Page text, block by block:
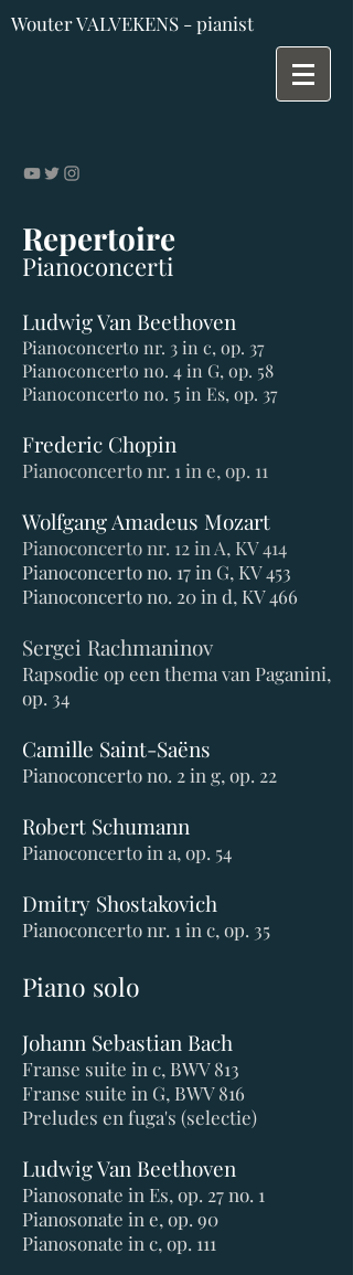
Wouter VALVEKENS - pianist
Repertoire
Pianoconcerti
Ludwig Van Beethoven
Pianoconcerto nr. 3 in c, op. 37
Pianoconcerto no. 4 in G, op. 58
Pianoconcerto no. 5 in Es, op. 37
Frederic Chopin
Pianoconcerto nr. 1 in e, op. 11
Wolfgang Amadeus Mozart
Pianoconcerto nr. 12 in A, KV 414
Pianoconcerto no. 17 in G, KV 453
Pianoconcerto no. 20 in d, KV 466
Sergei Rachmaninov
Rapsodie op een thema van Paganini,
op. 34
Camille Saint-Saëns
Pianoconcerto no. 2 in g, op. 22
Robert Schumann
Pianoconcerto in a, op. 54
Dmitry Shostakovich
Pianoconcerto nr. 1 in c, op. 35
Piano solo
Johann Sebastian Bach
Franse suite in c, BWV 813
Franse suite in G, BWV 816
Preludes en fuga's (selectie)
Ludwig Van Beethoven
Pianosonate in Es, op. 27 no. 1
Pianosonate in e, op. 90
Pianosonate in c, op. 111